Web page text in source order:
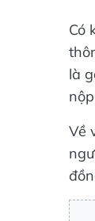
Có
là
Về